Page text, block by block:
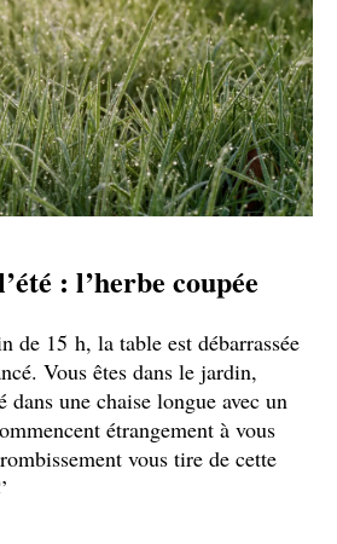
: l’herbe coupée
de 15 h, la table est débarrassée
Vous êtes dans le jardin,
une chaise longue avec un
étrangement à vous
vous tire de cette